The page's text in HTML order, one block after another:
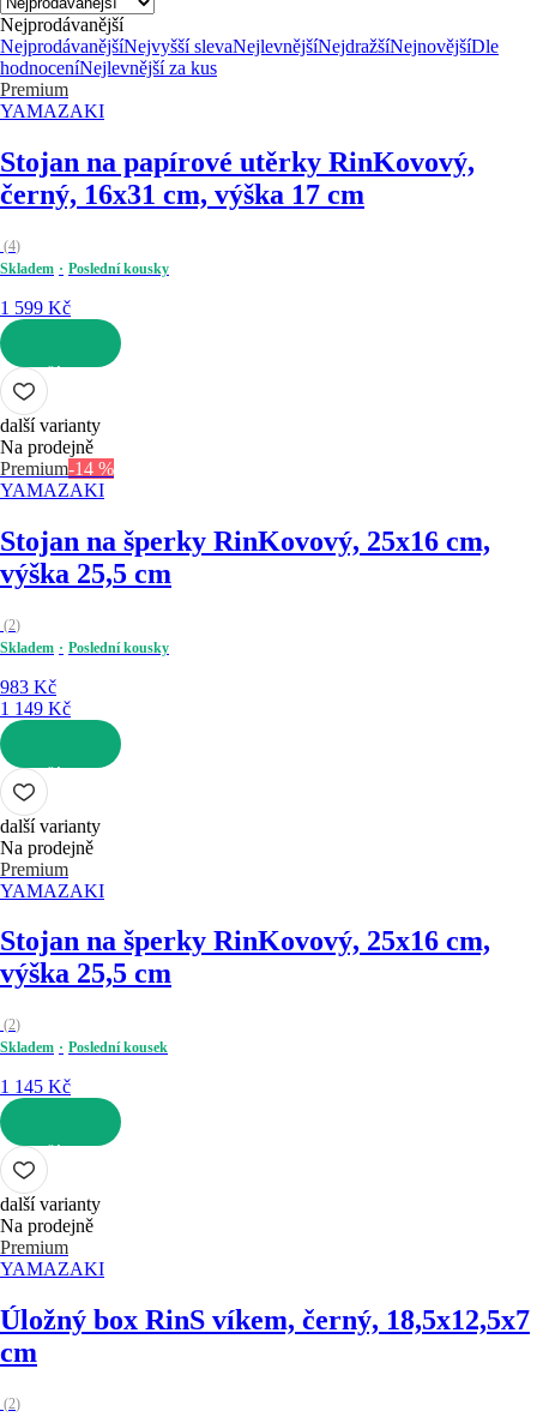
Nejprodávanější
NejprodávanějšíNejvyšší slevaNejlevnějšíNejdražšíNejnovějšíDle
hodnoceníNejlevnější za kus
Premium
YAMAZAKI
Stojan na papírové utěrky RinKovový,
černý, 16x31 cm, výška 17 cm
(4)
Skladem
Poslední kousky
1 599 Kč
DO KOŠÍKU
další varianty
Na prodejně
Premium-14 %
YAMAZAKI
Stojan na šperky RinKovový, 25x16 cm,
výška 25,5 cm
(2)
Skladem
Poslední kousky
983 Kč
1 149 Kč
DO KOŠÍKU
další varianty
Na prodejně
Premium
YAMAZAKI
Stojan na šperky RinKovový, 25x16 cm,
výška 25,5 cm
(2)
Skladem
Poslední kousek
1 145 Kč
DO KOŠÍKU
další varianty
Na prodejně
Premium
YAMAZAKI
Úložný box RinS víkem, černý, 18,5x12,5x7
cm
(2)